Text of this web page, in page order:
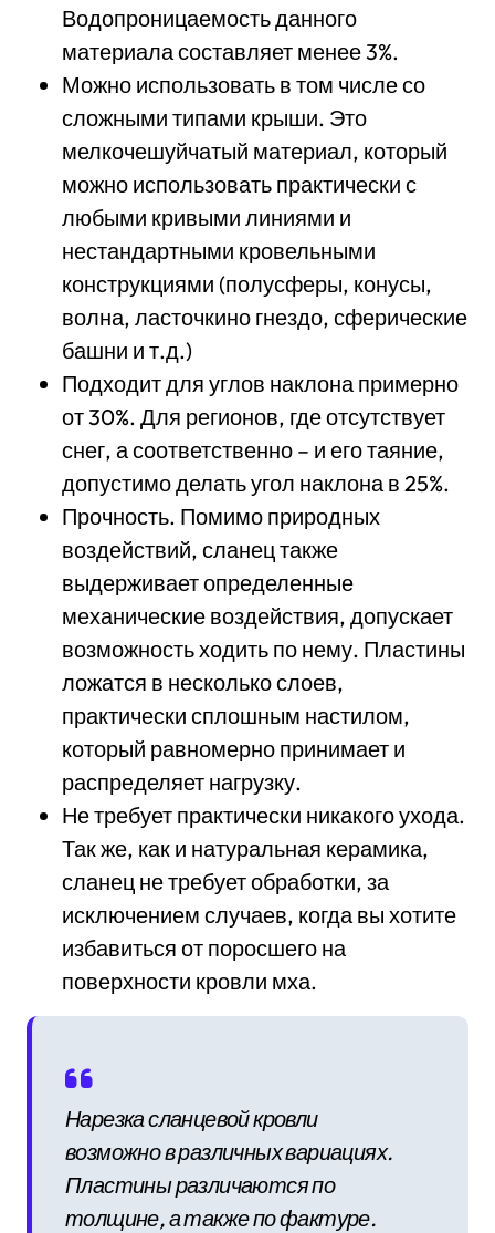
Водопроницаемость данного
материала составляет менее 3%.
Можно использовать в том числе со
сложными типами крыши. Это
мелкочешуйчатый материал, который
можно использовать практически с
любыми кривыми линиями и
нестандартными кровельными
конструкциями (полусферы, конусы,
волна, ласточкино гнездо, сферические
башни и т.д.)
Подходит для углов наклона примерно
от 30%. Для регионов, где отсутствует
снег, а соответственно – и его таяние,
допустимо делать угол наклона в 25%.
Прочность. Помимо природных
воздействий, сланец также
выдерживает определенные
механические воздействия, допускает
возможность ходить по нему. Пластины
ложатся в несколько слоев,
практически сплошным настилом,
который равномерно принимает и
распределяет нагрузку.
Не требует практически никакого ухода.
Так же, как и натуральная керамика,
сланец не требует обработки, за
исключением случаев, когда вы хотите
избавиться от поросшего на
поверхности кровли мха.
Нарезка сланцевой кровли
возможно в различных вариациях.
Пластины различаются по
толщине, а также по фактуре.